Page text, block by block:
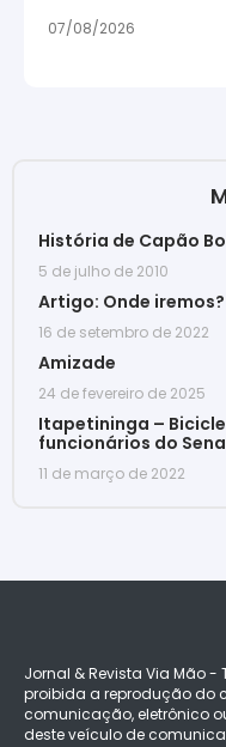
07/08/2026
História de Capão
5 de julho de 2010
Artigo: Onde iremos?
16 de setembro de 2022
Amizade
24 de fevereiro de 2025
Itapetininga –
funcionários do
11 de março de 2022
Jornal & Revista Via Mão -
proibida a reprodução do
comunicação, eletrônico
deste veículo de